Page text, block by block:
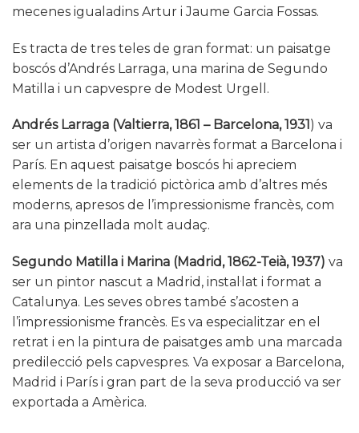
mecenes igualadins Artur i Jaume Garcia Fossas.
Es tracta de tres teles de gran format: un paisatge
boscós d’Andrés Larraga, una marina de Segundo
Matilla i un capvespre de Modest Urgell.
Andrés Larraga (Valtierra, 1861 – Barcelona, 1931 ) va
ser un artista d’origen navarrès format a Barcelona i
París. En aquest paisatge boscós hi apreciem
elements de la tradició pictòrica amb d’altres més
moderns, apresos de l’impressionisme francès, com
ara una pinzellada molt audaç.
Segundo Matilla i Marina (Madrid, 1862-Teià, 1937) va
ser un pintor nascut a Madrid, instal·lat i format a
Catalunya. Les seves obres també s’acosten a
l’impressionisme francès. Es va especialitzar en el
retrat i en la pintura de paisatges amb una marcada
predilecció pels capvespres. Va exposar a Barcelona,
Madrid i París i gran part de la seva producció va ser
exportada a Amèrica.